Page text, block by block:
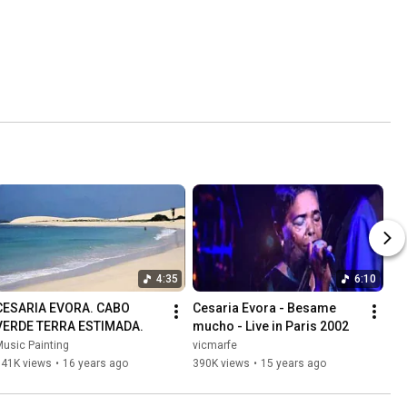
4:35
EVORA. CABO
TERRA ESTIMADA.
Painting
views • 16 years ago
6:10
Cesaria Evora - Besame
mucho - Live in Paris 2002
vicmarfe
390K views • 15 years ago